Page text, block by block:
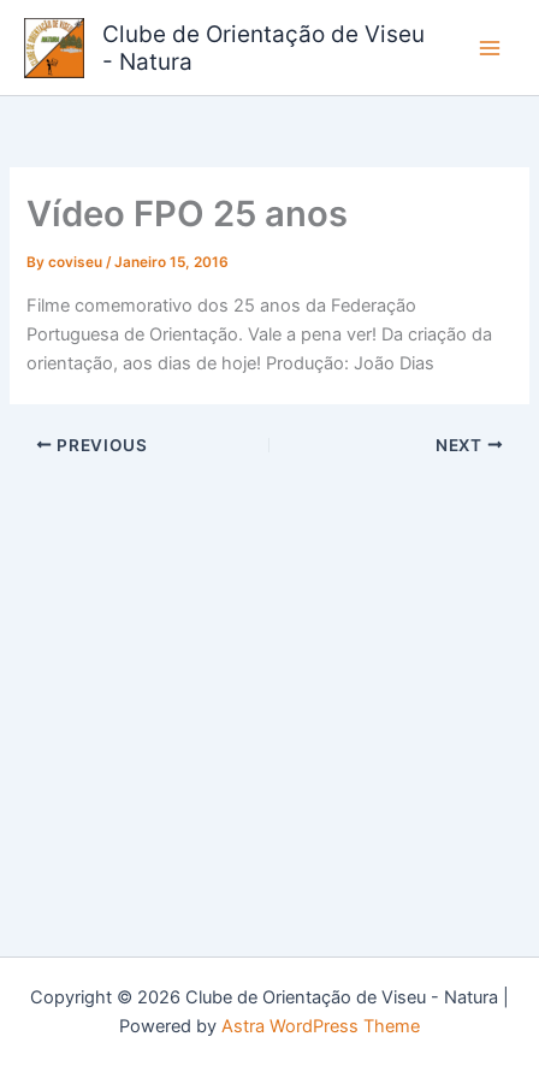
Skip
content
Clube de Orientação de Viseu
- Natura
Vídeo FPO 25 anos
Bycoviseu/Janeiro 15, 2016
Filme comemorativo dos 25 anos da Federação
Portuguesa de Orientação. Vale a pena ver! Da criação da
orientação, aos dias de hoje! Produção: João Dias
PREVIOUS NEXT
Copyright © 2026 Clube de Orientação de Viseu - Natura |
Powered by Astra WordPress Theme